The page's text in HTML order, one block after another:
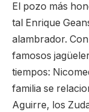
El pozo más
tal Enrique
alambrador.
famosos
tiempos:
familia se
Aguirre, los